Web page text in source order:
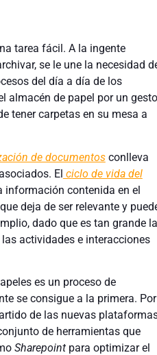
tarea fácil. A la ingente
se le une la necesidad
del día a día de los
almacén de papel por un
tener carpetas en su mesa a
de documentos conlleva
El ciclo de vida del
información contenida en el
deja de ser relevante y
dado que es tan grande la
actividades e interacciones
es un proceso de
se consigue a la primera. Por
de las nuevas
de herramientas que
Sharepoint para optimizar el